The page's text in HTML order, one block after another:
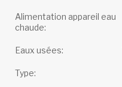
Alimentation appareil eau
chaude:
Eaux usées:
Type: